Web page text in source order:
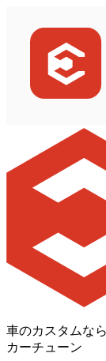
車のカスタムなら
カーチューン